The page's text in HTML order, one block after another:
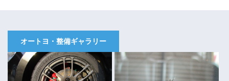
オートヨ・整備ギャラリー